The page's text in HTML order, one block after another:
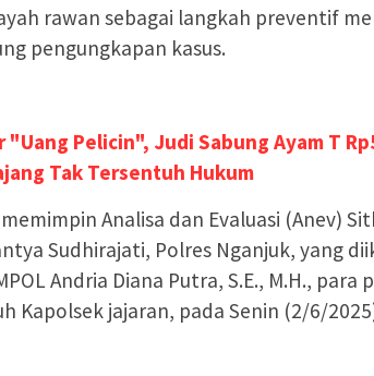
rawan sebagai langkah preventif
pengungkapan kasus.
"Uang Pelicin", Judi Sabung Ayam T
Tak Tersentuh Hukum
Analisa dan Evaluasi (Anev)
Sudhirajati, Polres Nganjuk, yang
Andria Diana Putra, S.E., M.H., para
Kapolsek jajaran, pada Senin (2/6/